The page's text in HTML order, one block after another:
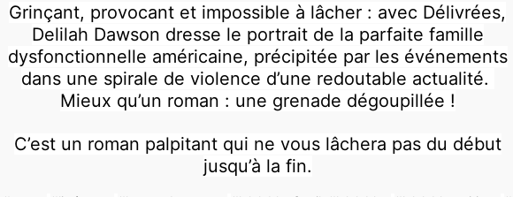
Grinçant, provocant et impossible à lâcher : avec Délivrées,
Delilah Dawson dresse le portrait de la parfaite famille
dysfonctionnelle américaine, précipitée par les événements
dans une spirale de violence d’une redoutable actualité.
Mieux qu’un roman : une grenade dégoupillée !
C’est un roman palpitant qui ne vous lâchera pas du début
jusqu’à la fin.